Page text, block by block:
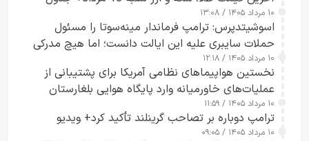
۱۰ مرداد ۱۴۰۵ / ۱۳:۰۸
اسوشیتدپرس: ترامپ فرماندار مینه‌سوتا را مسئول
حملات سایبری علیه این ایالت دانست؛ اما هیچ مدرکی
ارائه نکرد
۱۰ مرداد ۱۴۰۵ / ۱۲:۱۸
نخستین هواپیماهای نظامی آمریکا برای پشتیبانی از
عملیات‌های خاورمیانه وارد پایگاه هوایی بلغارستان
شدند
۱۰ مرداد ۱۴۰۵ / ۱۱:۵۹
ترامپ دوباره بر تصاحب گرینلند تأکید کرد+ ویدیو
۱۰ مرداد ۱۴۰۵ / ۰۹:۰۵